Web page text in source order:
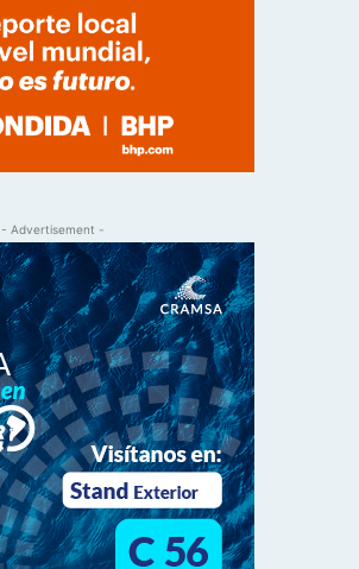
- Advertisement -